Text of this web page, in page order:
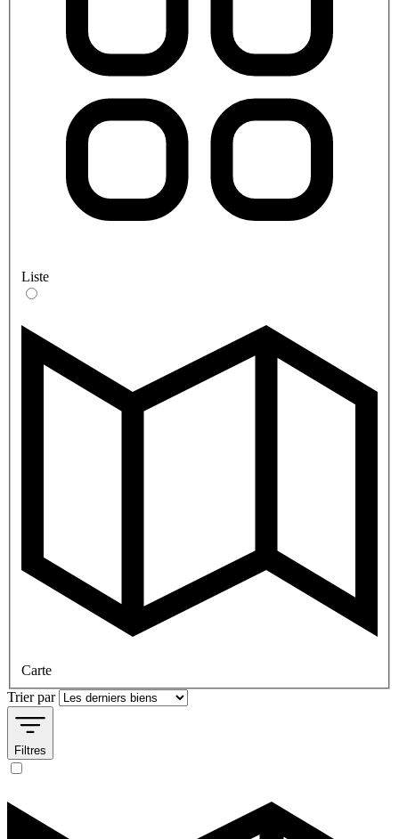
Liste
Carte
Trier par
Filtres